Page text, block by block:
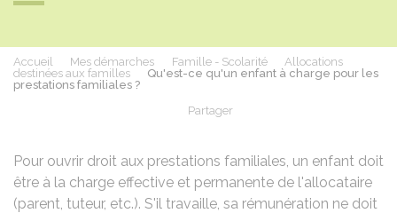
Accueil Mes démarches Famille - Scolarité
Allocations
destinées aux familles
Qu'est-ce qu'un enfant à charge pour les
prestations familiales ?
Partager
Pour ouvrir droit aux prestations familiales, un enfant doit
être à la charge effective et permanente de l'allocataire
(parent, tuteur, etc.). S'il travaille, sa rémunération ne doit